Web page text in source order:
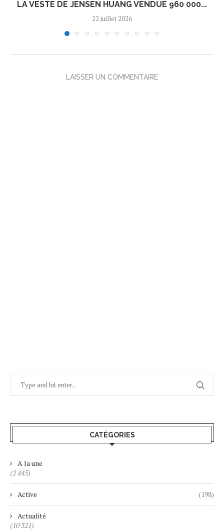
LA VESTE DE JENSEN HUANG VENDUE 960 000...
22 juillet 2026
LAISSER UN COMMENTAIRE
CATÉGORIES
A la une
(2 445)
Active (198)
Actualité
(10 321)